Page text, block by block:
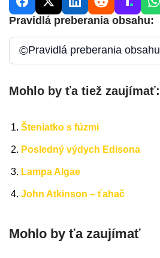
Pravidlá preberania obsahu:
©Pravidlá preberania obsahu
Mohlo by ťa tiež zaujímať:
Šteniatko s fúzmi
Posledný výdych Edisona
Lampa Algae
John Atkinson – ťahač
Mohlo by ťa zaujímať